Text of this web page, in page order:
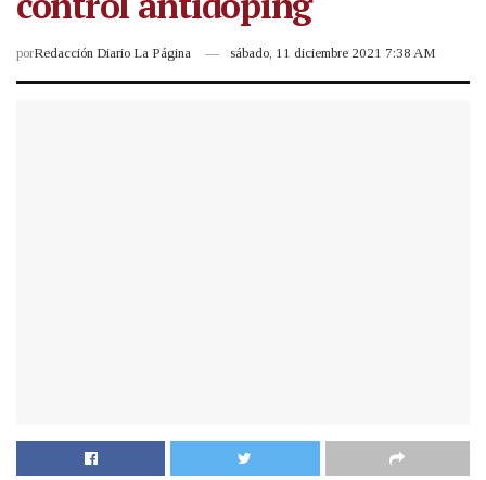
porRedacción Diario La Página sábado, 11 diciembre 2021 7:38 AM